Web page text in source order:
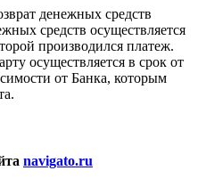
денежных средств
средств осуществляется
производился платеж.
осуществляется в срок от
от Банка, которым
navigato.ru